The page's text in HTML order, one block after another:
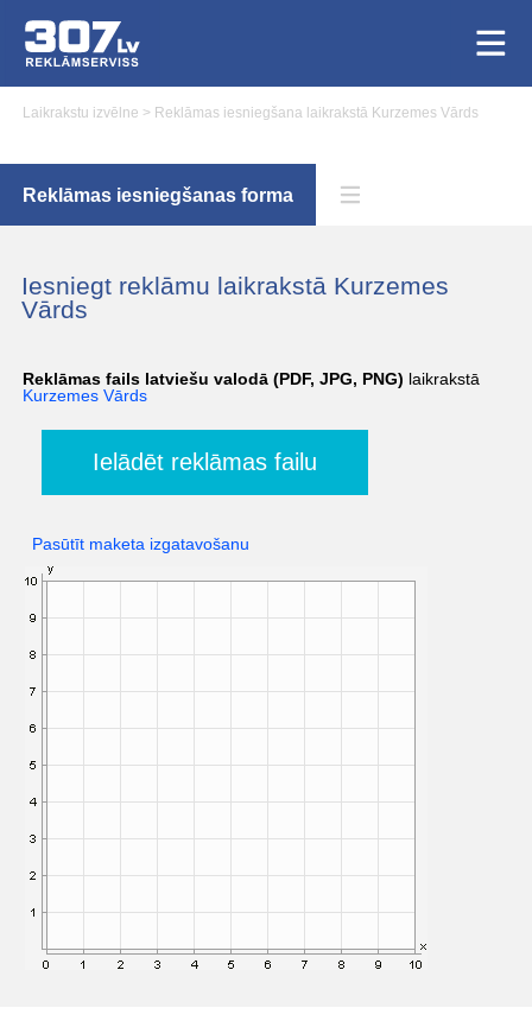
Laikrakstu izvēlne > Reklāmas iesniegšana laikrakstā Kurzemes Vārds
Reklāmas iesniegšanas forma
Iesniegt reklāmu laikrakstā Kurzemes
Vārds
Reklāmas fails latviešu valodā (PDF, JPG, PNG) laikrakstā
Kurzemes Vārds
Ielādēt reklāmas failu
Pasūtīt maketa izgatavošanu